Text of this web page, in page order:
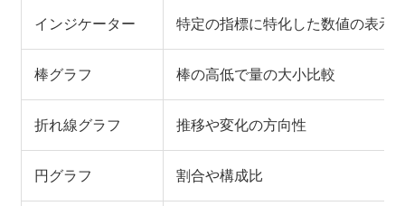
インジケーター 特定の指標に特化した数値の表示
棒グラフ 棒の高低で量の大小比較
折れ線グラフ 推移や変化の方向性
円グラフ 割合や構成比